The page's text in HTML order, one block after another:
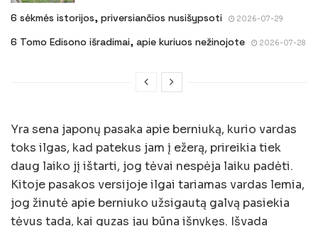
6 sėkmės istorijos, priversiančios nusišypsoti 2026-07-29
6 Tomo Edisono išradimai, apie kuriuos nežinojote 2026-07-28
Yra sena japonų pasaka apie berniuką, kurio vardas
toks ilgas, kad patekus jam į ežerą, prireikia tiek
daug laiko jį ištarti, jog tėvai nespėja laiku padėti.
Kitoje pasakos versijoje ilgai tariamas vardas lemia,
jog žinutė apie berniuko užsigautą galvą pasiekia
tėvus tada, kai guzas jau būna išnykęs. Išvada